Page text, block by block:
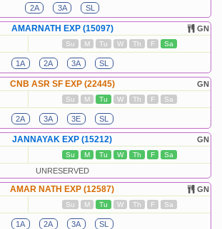
2A 3A SL
GN
AMARNATH EXP (15097)
Su M Tu W Th F Sa
1A 2A 3A SL
GN
CNB ASR SF EXP (22445)
Su M Tu W Th F Sa
2A 3A 3E SL
GN
JANNAYAK EXP (15212)
Su M Tu W Th F Sa
UNRESERVED
GN
AMAR NATH EXP (12587)
Su M Tu W Th F Sa
1A 2A 3A SL